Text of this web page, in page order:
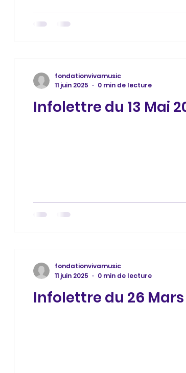
Infolettre du 13 Mai
fondationvivamusic
11 juin 2025
0 min de lecture
Infolettre du 26 Mars
fondationvivamusic
11 juin 2025
0 min de lecture